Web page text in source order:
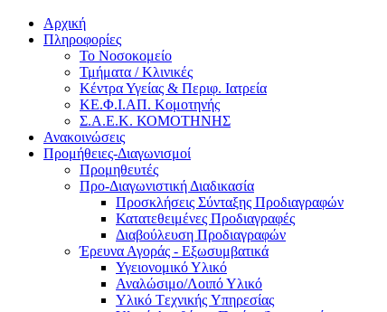
Αρχική
Πληροφορίες
Το Νοσοκομείο
Τμήματα / Κλινικές
Κέντρα Υγείας & Περιφ. Ιατρεία
ΚΕ.Φ.Ι.ΑΠ. Κομοτηνής
Σ.Α.Ε.Κ. ΚΟΜΟΤΗΝΗΣ
Ανακοινώσεις
Προμήθειες-Διαγωνισμοί
Προμηθευτές
Προ-Διαγωνιστική Διαδικασία
Προσκλήσεις Σύνταξης Προδιαγραφών
Κατατεθειμένες Προδιαγραφές
Διαβούλευση Προδιαγραφών
Έρευνα Αγοράς - Εξωσυμβατικά
Υγειονομικό Υλικό
Αναλώσιμο/Λοιπό Υλικό
Υλικό Tεχνικής Yπηρεσίας